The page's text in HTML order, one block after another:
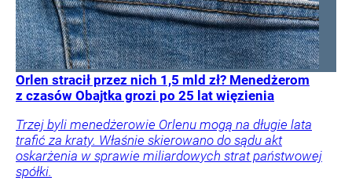
Orlen stracił przez nich 1,5 mld zł? Menedżerom
z czasów Obajtka grozi po 25 lat więzienia
Trzej byli menedżerowie Orlenu mogą na długie lata
trafić za kraty. Właśnie skierowano do sądu akt
oskarżenia w sprawie miliardowych strat państwowej
spółki.